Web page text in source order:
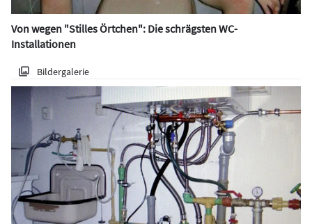
Von wegen "Stilles Örtchen": Die schrägsten WC-
Installationen
Bildergalerie